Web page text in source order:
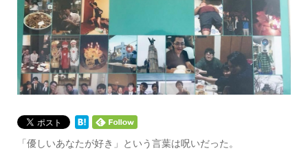
「優しいあなたが好き」という言葉は呪いだった。